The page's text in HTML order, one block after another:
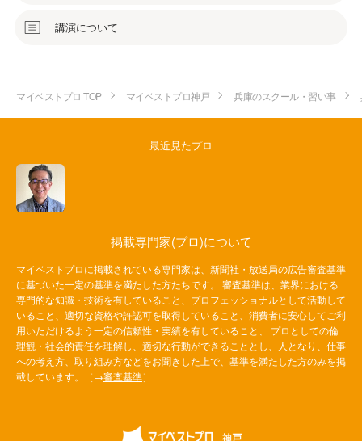
講演について
マイベストプロ TOP マイベストプロ神戸 兵庫のスクール・習い事
最近見たプロ
掲載専門家(プロ)について
マイベストプロに掲載されている専門家は、新聞社・放送局の広告審査基準
に基づいた一定の基準を満たした方たちです。 審査基準は、業界における
専門的な知識・技術を有していること、プロフェッショナルとして活動して
いること、適切な資格や許認可を取得していること、消費者に安心してご利
用いただけるよう一定の信頼性・実績を有していること、 プロとしての倫
理観・社会的責任を理解し、適切な行動ができることとし、人となり、仕事
への考え方、取り組み方などをお聞きした上で、基準を満たした方のみを掲
載しています。［→審査基準］